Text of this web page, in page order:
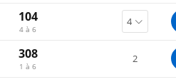
104
4 à 6
308
1 à 6
2